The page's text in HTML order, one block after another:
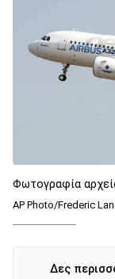
Φωτογραφία
AP Photo/Frederic
Δες